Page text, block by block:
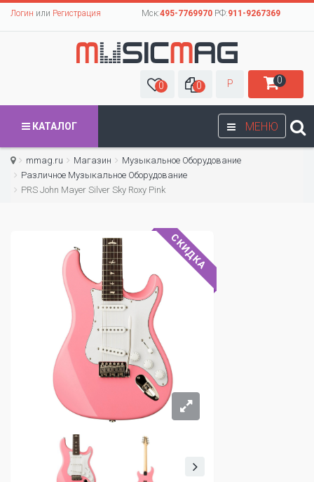
Логин или Регистрация Мск:495-7769970РФ:911-9267369
0 0 Р 0
МЕНЮ
КАТАЛОГ
mmag.ru Магазин
Музыкальное Оборудование
Различное Музыкальное Оборудование
PRS John Mayer Silver Sky Roxy Pink
СКИДКА